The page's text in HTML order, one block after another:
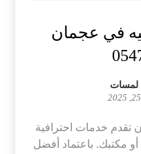
في عجمان
تقدم خدمات احترافية
مكتبك. باعتماد أفضل